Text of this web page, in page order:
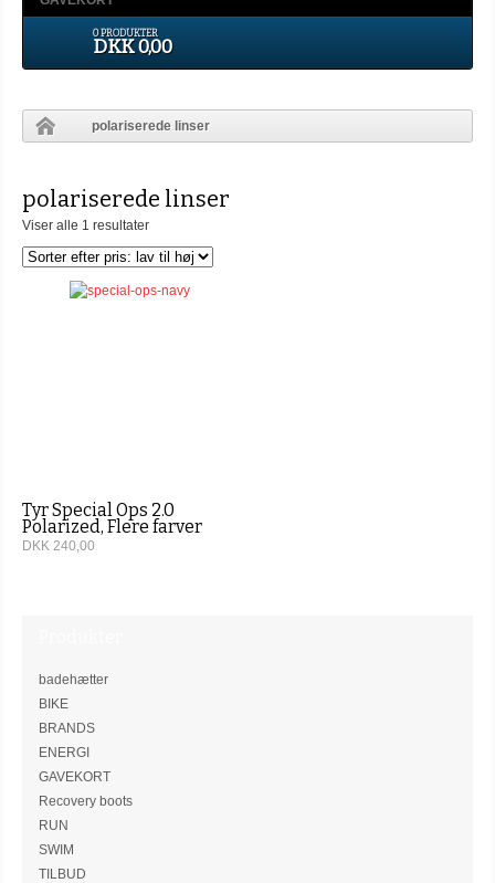
0 PRODUKTER
DKK 0,00
polariserede linser
polariserede linser
Viser alle 1 resultater
Tyr Special Ops 2.0
Polarized, Flere farver
DKK 240,00
badehætter
BIKE
BRANDS
ENERGI
GAVEKORT
Recovery boots
RUN
SWIM
TILBUD